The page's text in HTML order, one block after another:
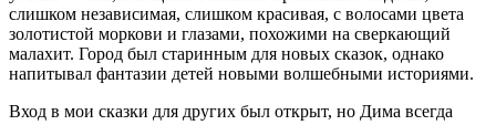
слишком независимая, слишком красивая, с волосами цвета
золотистой моркови и глазами, похожими на сверкающий
малахит. Город был старинным для новых сказок, однако
напитывал фантазии детей новыми волшебными историями.
Вход в мои сказки для других был открыт, но Дима всегда